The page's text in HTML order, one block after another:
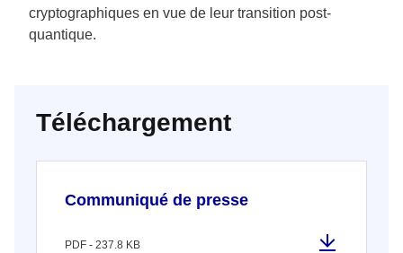
cryptographiques en vue de leur transition post-
quantique.
Téléchargement
Communiqué de presse
PDF - 237.8 KB